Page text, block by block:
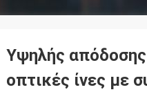
Υψηλής
οπτικές ίνες με